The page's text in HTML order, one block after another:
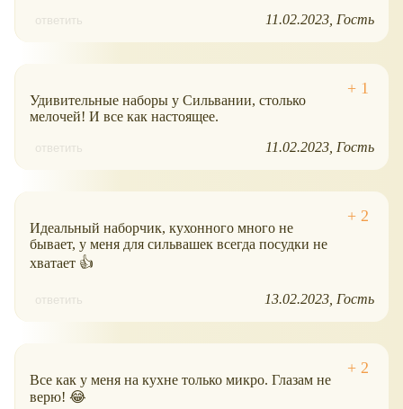
ответить 11.02.2023 Гость
Удивительные наборы у Сильвании, столько
мелочей! И все как настоящее.
ответить 11.02.2023 Гость
Идеальный наборчик, кухонного много не
бывает, у меня для сильвашек всегда посудки не
хватает 👍
ответить 13.02.2023 Гость
Все как у меня на кухне только микро. Глазам не
верю! 😂